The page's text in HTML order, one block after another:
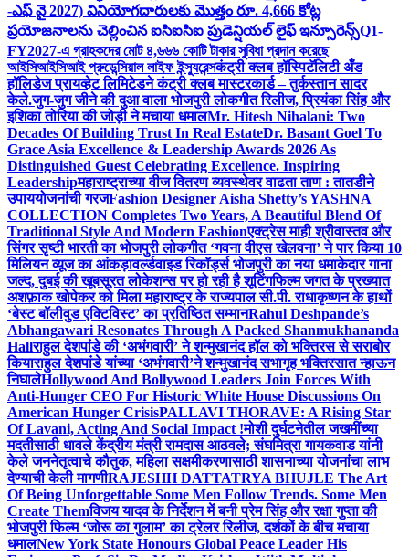
-ఎఫ్ వై 2027) వినియోగదారులకు మొత్తం రూ. 4,666 కోట్ల
ప్రయోజనాలను చెల్లించిన ఐసిఐసిఐ ప్రుడెన్షియల్ లైఫ్ ఇన్సూరెన్స్Q1-
FY2027-এ গ্রাহকদের মোট ৪,৬৬৬ কোটি টাকার সুবিধা প্রদান করেছে
আইসিআইসিআই প্রুডেন্সিয়াল লাইফ ইন্স্যুরেন্সकंट्री क्लब हॉस्पिटॅलिटी अँड
हॉलिडेज प्रायव्हेट लिमिटेडने कंट्री क्लब मास्टरकार्ड – तुर्कस्तान सादर
केले.जुग-जुग जीने की दुआ वाला भोजपुरी लोकगीत रिलीज, प्रियंका सिंह और
इशिका तोरिया की जोड़ी ने मचाया धमालMr. Hitesh Nihalani: Two
Decades Of Building Trust In Real EstateDr. Basant Goel To
Grace Asia Excellence & Leadership Awards 2026 As
Distinguished Guest Celebrating Excellence. Inspiring
Leadershipमहाराष्ट्राच्या वीज वितरण व्यवस्थेवर वाढता ताण : तातडीने
उपाययोजनांची गरजFashion Designer Aisha Shetty’s YASHNA
COLLECTION Completes Two Years, A Beautiful Blend Of
Traditional Style And Modern Fashionएक्ट्रेस माही श्रीवास्तव और
सिंगर सृष्टी भारती का भोजपुरी लोकगीत ‘गवना वीएस खेलवना’ ने पार किया 10
मिलियन व्यूज का आंकड़ावर्ल्डवाइड रिकॉर्ड्स भोजपुरी का नया धमाकेदार गाना
जल्द, दुबई की खूबसूरत लोकेशन्स पर हो रही है शूटिंगफिल्म जगत के प्रख्यात
अशफ़ाक खोपेकर को मिला महाराष्ट्र के राज्यपाल सी.पी. राधाकृष्णन के हाथों
‘बेस्ट बॉलीवुड एक्टिविस्ट’ का प्रतिष्ठित सम्मानRahul Deshpande’s
Abhangawari Resonates Through A Packed Shanmukhananda
Hallराहुल देशपांडे की ‘अभंगवारी’ ने शन्मुखानंद हॉल को भक्तिरस से सराबोर
कियाराहुल देशपांडे यांच्या ‘अभंगवारी’ने शन्मुखानंद सभागृह भक्तिरसात न्हाऊन
निघालेHollywood And Bollywood Leaders Join Forces With
Anti-Hunger CEO For Historic White House Discussions On
American Hunger CrisisPALLAVI THORAVE: A Rising Star
Of Lavani, Acting And Social Impact !मोशी दुर्घटनेतील जखमींच्या
मदतीसाठी धावले केंद्रीय मंत्री रामदास आठवले; संघमित्रा गायकवाड यांनी
केले जननेतृत्वाचे कौतुक, महिला सक्षमीकरणासाठी शासनाच्या योजनांचा लाभ
देण्याची केली मागणीRAJESHH DATTATRYA BHUJLE The Art
Of Being Unforgettable Some Men Follow Trends. Some Men
Create Themविजय यादव के निर्देशन में बनी प्रेम सिंह और रक्षा गुप्ता की
भोजपुरी फिल्म ‘जोरू का गुलाम’ का ट्रेलर रिलीज, दर्शकों के बीच मचाया
धमालNew York State Honours Global Peace Leader His